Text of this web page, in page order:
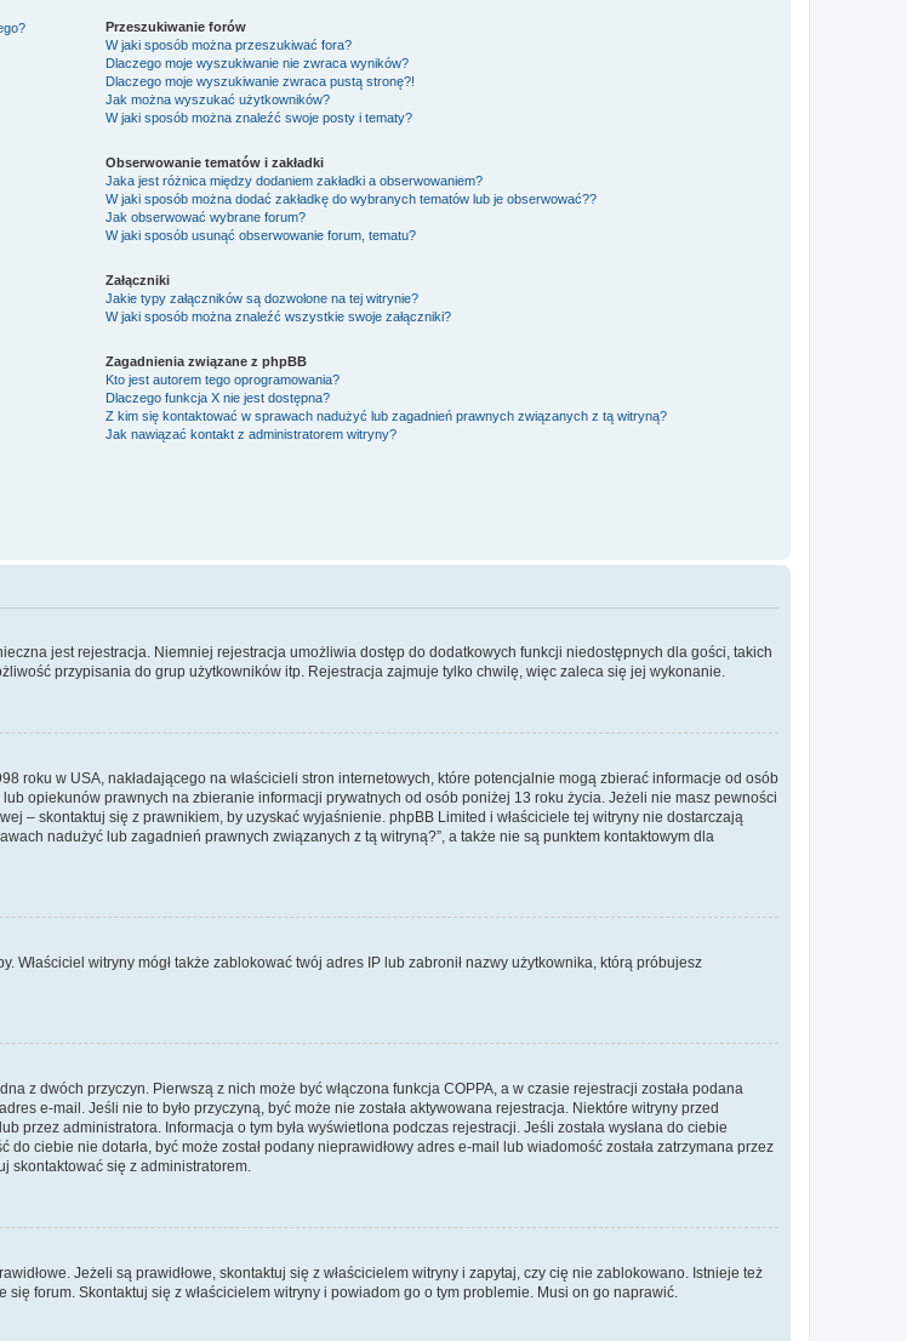
Przeszukiwanie forów
W jaki sposób można przeszukiwać fora?
Dlaczego moje wyszukiwanie nie zwraca wyników?
Dlaczego moje wyszukiwanie zwraca pustą stronę?!
Jak można wyszukać użytkowników?
W jaki sposób można znaleźć swoje posty i tematy?
Obserwowanie tematów i zakładki
Jaka jest różnica między dodaniem zakładki a obserwowaniem?
W jaki sposób można dodać zakładkę do wybranych tematów lub je obserwować??
Jak obserwować wybrane forum?
W jaki sposób usunąć obserwowanie forum, tematu?
Załączniki
Jakie typy załączników są dozwolone na tej witrynie?
W jaki sposób można znaleźć wszystkie swoje załączniki?
Zagadnienia związane z phpBB
Kto jest autorem tego oprogramowania?
Dlaczego funkcja X nie jest dostępna?
Z kim się kontaktować w sprawach nadużyć lub zagadnień prawnych związanych z tą witryną?
Jak nawiązać kontakt z administratorem witryny?
jest rejestracja. Niemniej rejestracja umożliwia dostęp do dodatkowych funkcji niedostępnych dla gości, takich
przypisania do grup użytkowników itp. Rejestracja zajmuje tylko chwilę, więc zaleca się jej wykonanie.
roku w USA, nakładającego na właścicieli stron internetowych, które potencjalnie mogą zbierać informacje od osób
opiekunów prawnych na zbieranie informacji prywatnych od osób poniżej 13 roku życia. Jeżeli nie masz pewności
– skontaktuj się z prawnikiem, by uzyskać wyjaśnienie. phpBB Limited i właściciele tej witryny nie dostarczają
nadużyć lub zagadnień prawnych związanych z tą witryną?”, a także nie są punktem kontaktowym dla
Właściciel witryny mógł także zablokować twój adres IP lub zabronił nazwy użytkownika, którą próbujesz
z dwóch przyczyn. Pierwszą z nich może być włączona funkcja COPPA, a w czasie rejestracji została podana
e-mail. Jeśli nie to było przyczyną, być może nie została aktywowana rejestracja. Niektóre witryny przed
administratora. Informacja o tym była wyświetlona podczas rejestracji. Jeśli została wysłana do ciebie
ciebie nie dotarła, być może został podany nieprawidłowy adres e-mail lub wiadomość została zatrzymana przez
skontaktować się z administratorem.
Jeżeli są prawidłowe, skontaktuj się z właścicielem witryny i zapytaj, czy cię nie zablokowano. Istnieje też
forum. Skontaktuj się z właścicielem witryny i powiadom go o tym problemie. Musi on go naprawić.